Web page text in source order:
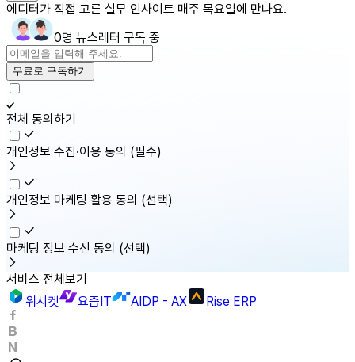
에디터가 직접 고른 실무 인사이트 매주 목요일에 만나요.
0명 뉴스레터 구독 중
무료로 구독하기
전체 동의하기
개인정보 수집·이용 동의 (필수)
개인정보 마케팅 활용 동의 (선택)
마케팅 정보 수신 동의 (선택)
서비스 전체보기
위시켓
요즘IT AIDP - AX Rise ERP